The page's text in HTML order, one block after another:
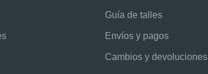
Guía de talles
Envíos y pagos
Cambios y devoluciones